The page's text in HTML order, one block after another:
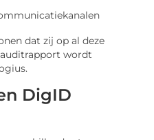
dat zij op al deze
wordt
DigID